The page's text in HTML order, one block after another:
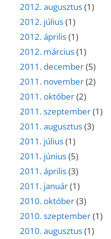
2012. augusztus(1)
2012. július(1)
2012. április(1)
2012. március(1)
2011. december(5)
2011. november(2)
2011. október(2)
2011. szeptember(1)
2011. augusztus(3)
2011. július(1)
2011. június(5)
2011. április(3)
2011. január(1)
2010. október(3)
2010. szeptember(1)
2010. augusztus(1)